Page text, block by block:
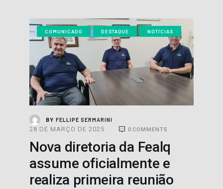
COMUNICADO DESTAQUE NOTÍCIAS
BY FELLIPE SERMARINI
28 DE MARÇO DE 2025 0 COMMENTS
Nova diretoria da Fealq
assume oficialmente e
realiza primeira reunião